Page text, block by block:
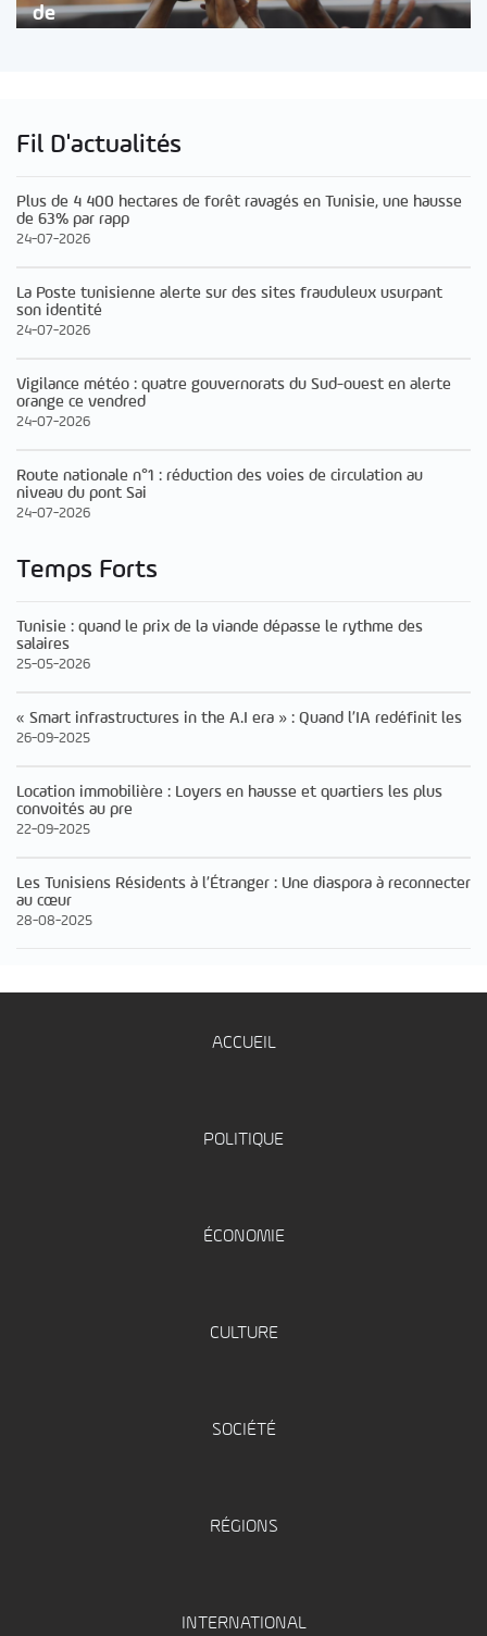
de
Fil D'actualités
Plus de 4 400 hectares de forêt ravagés en Tunisie, une hausse
de 63% par rapp
24-07-2026
La Poste tunisienne alerte sur des sites frauduleux usurpant
son identité
24-07-2026
Vigilance météo : quatre gouvernorats du Sud-ouest en alerte
orange ce vendred
24-07-2026
Route nationale n°1 : réduction des voies de circulation au
niveau du pont Sai
24-07-2026
Temps Forts
Tunisie : quand le prix de la viande dépasse le rythme des
salaires
25-05-2026
« Smart infrastructures in the A.I era » : Quand l’IA redéfinit les
26-09-2025
Location immobilière : Loyers en hausse et quartiers les plus
convoités au pre
22-09-2025
Les Tunisiens Résidents à l’Étranger : Une diaspora à reconnecter
au cœur
28-08-2025
ACCUEIL
POLITIQUE
ÉCONOMIE
CULTURE
SOCIÉTÉ
RÉGIONS
INTERNATIONAL